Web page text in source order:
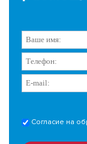
Согласие на